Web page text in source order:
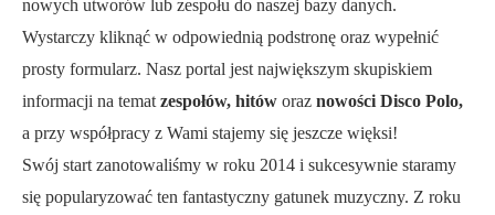
nowych utworów lub zespołu do naszej bazy danych.
Wystarczy kliknąć w odpowiednią podstronę oraz wypełnić
prosty formularz. Nasz portal jest największym skupiskiem
informacji na temat zespołów, hitów oraz nowości Disco Polo,
a przy współpracy z Wami stajemy się jeszcze więksi!
Swój start zanotowaliśmy w roku 2014 i sukcesywnie staramy
się popularyzować ten fantastyczny gatunek muzyczny. Z roku